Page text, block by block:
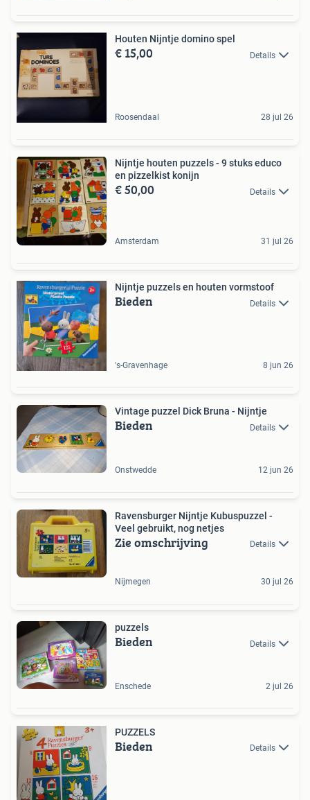
Houten Nijntje domino spel
€ 15,00 Details
Roosendaal 28 jul 26
Nijntje houten puzzels - 9 stuks educo
en pizzelkist konijn
€ 50,00 Details
Amsterdam 31 jul 26
Nijntje puzzels en houten vormstoof
Bieden Details
's-Gravenhage 8 jun 26
Vintage puzzel Dick Bruna - Nijntje
Bieden Details
Onstwedde 12 jun 26
Ravensburger Nijntje Kubuspuzzel -
Veel gebruikt, nog netjes
Zie omschrijving Details
Nijmegen 30 jul 26
puzzels
Bieden Details
Enschede 2 jul 26
PUZZELS
Bieden Details